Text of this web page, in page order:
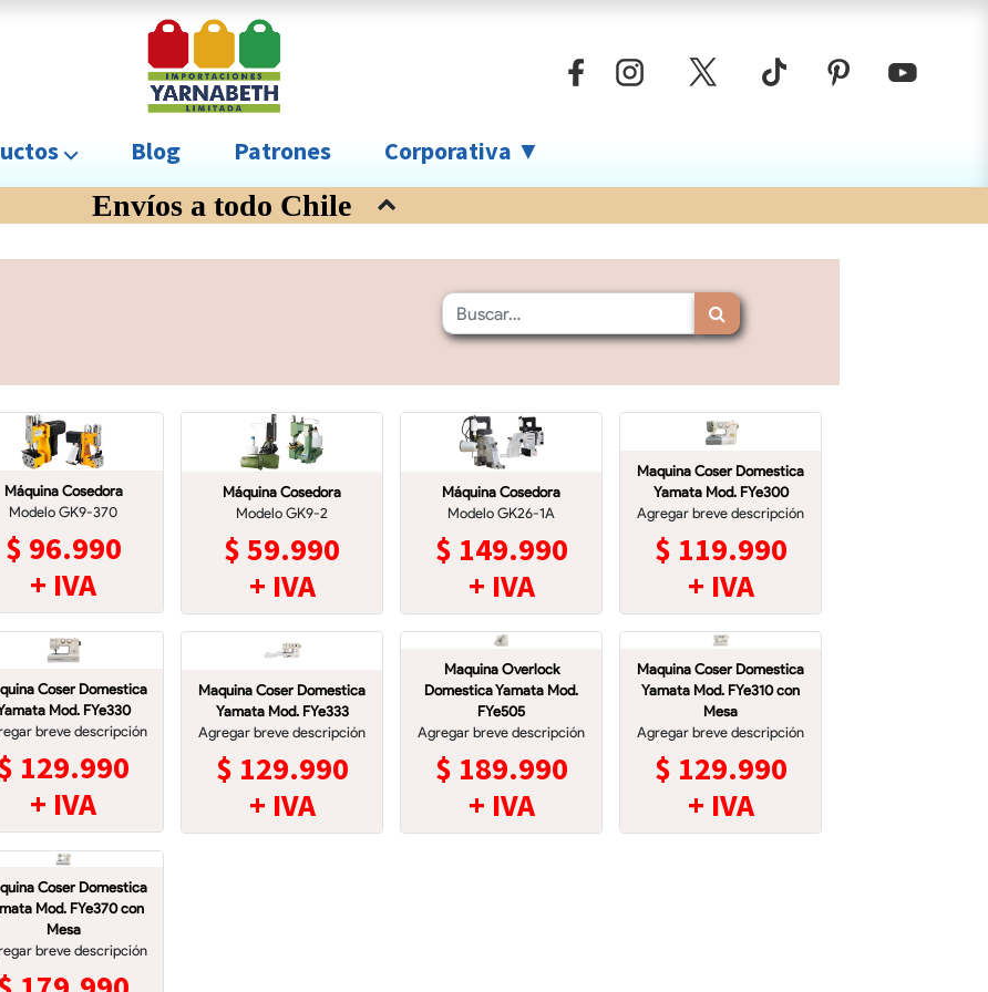
⌵ Blog Patrones Corporativa ▼
Envíos a todo Chile
Máquina Cosedora
Modelo GK9-370
$ 96.990
+ IVA
Máquina Cosedora
Modelo GK9-2
$59.990
+ IVA
Máquina Cosedora
Modelo GK26-1A
$ 149.990
+ IVA
Maquina Coser Domestica
Yamata Mod. FYe300
Agregar breve descripción
$ 119.990
+ IVA
Coser Domestica
Mod. FYe330
breve descripción
129.990
+ IVA
Maquina Coser Domestica
Yamata Mod. FYe333
Agregar breve descripción
$ 129.990
+ IVA
Maquina Overlock
Domestica Yamata Mod.
FYe505
Agregar breve descripción
$ 189.990
+ IVA
Maquina Coser Domestica
Yamata Mod. FYe310 con
Mesa
Agregar breve descripción
$ 129.990
+ IVA
Coser Domestica
Mod. FYe370 con
Mesa
breve descripción